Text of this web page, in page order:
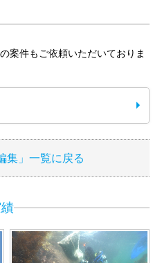
案件もご依頼いただいておりま
集」一覧に戻る